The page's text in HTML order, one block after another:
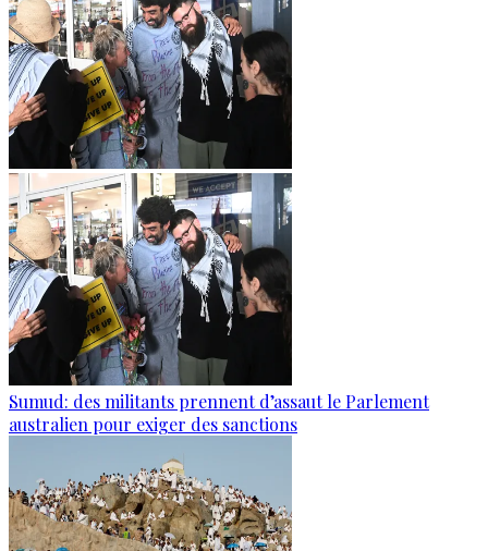
Sumud: des militants prennent d’assaut le Parlement
australien pour exiger des sanctions